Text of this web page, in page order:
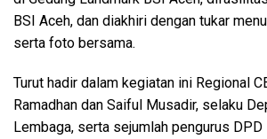
BSI Aceh, dan diakhiri dengan tukar
serta foto bersama.
Turut hadir dalam kegiatan ini Regional
Ramadhan dan Saiful Musadir, selaku
Lembaga, serta sejumlah pengurus DPD